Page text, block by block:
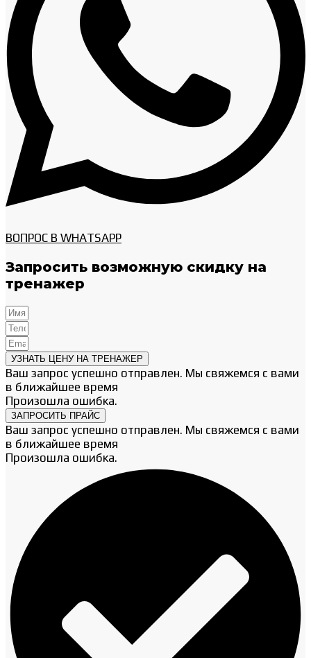
ВОПРОС В WHATSAPP
Запросить возможную скидку на
тренажер
УЗНАТЬ ЦЕНУ НА ТРЕНАЖЕР
Ваш запрос успешно отправлен. Мы свяжемся с вами
в ближайшее время
Произошла ошибка.
ЗАПРОСИТЬ ПРАЙС
Ваш запрос успешно отправлен. Мы свяжемся с вами
в ближайшее время
Произошла ошибка.